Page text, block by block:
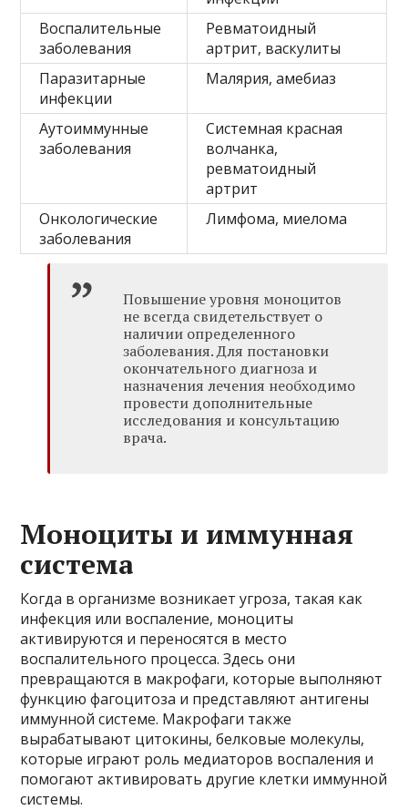
Воспалительные
заболевания
Ревматоидный
артрит, васкулиты
Паразитарные
инфекции
Малярия, амебиаз
Аутоиммунные
заболевания
Системная красная
волчанка,
ревматоидный
артрит
Онкологические
заболевания
Лимфома, миелома
Повышение уровня моноцитов
не всегда свидетельствует о
наличии определенного
заболевания. Для постановки
окончательного диагноза и
назначения лечения необходимо
провести дополнительные
исследования и консультацию
врача.
Моноциты и иммунная
система
Когда в организме возникает угроза, такая как
инфекция или воспаление, моноциты
активируются и переносятся в место
воспалительного процесса. Здесь они
превращаются в макрофаги, которые выполняют
функцию фагоцитоза и представляют антигены
иммунной системе. Макрофаги также
вырабатывают цитокины, белковые молекулы,
которые играют роль медиаторов воспаления и
помогают активировать другие клетки иммунной
системы.